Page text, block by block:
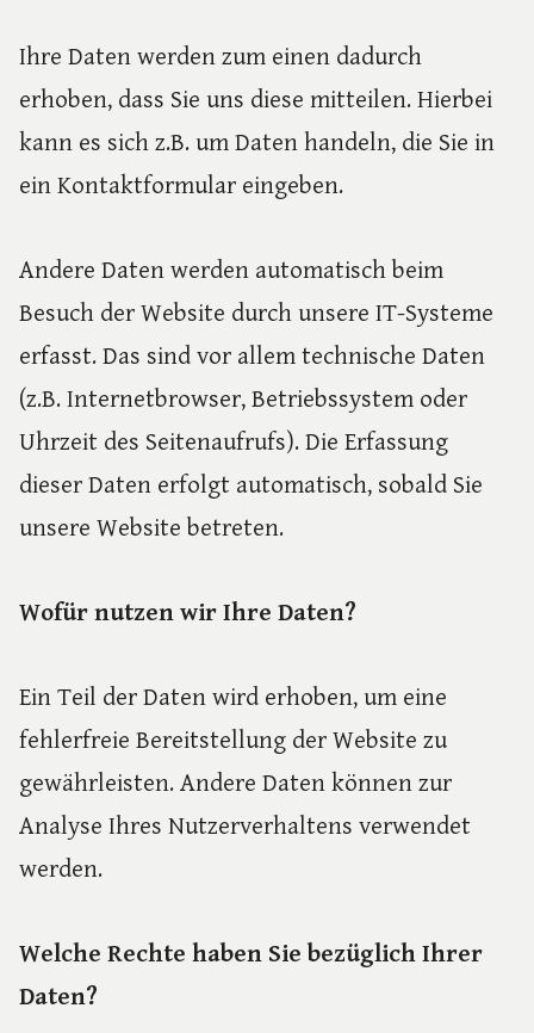
Ihre Daten werden zum einen dadurch
erhoben, dass Sie uns diese mitteilen. Hierbei
kann es sich z.B. um Daten handeln, die Sie in
ein Kontaktformular eingeben.
Andere Daten werden automatisch beim
Besuch der Website durch unsere IT-Systeme
erfasst. Das sind vor allem technische Daten
(z.B. Internetbrowser, Betriebssystem oder
Uhrzeit des Seitenaufrufs). Die Erfassung
dieser Daten erfolgt automatisch, sobald Sie
unsere Website betreten.
Wofür nutzen wir Ihre Daten?
Ein Teil der Daten wird erhoben, um eine
fehlerfreie Bereitstellung der Website zu
gewährleisten. Andere Daten können zur
Analyse Ihres Nutzerverhaltens verwendet
werden.
Welche Rechte haben Sie bezüglich Ihrer
Daten?